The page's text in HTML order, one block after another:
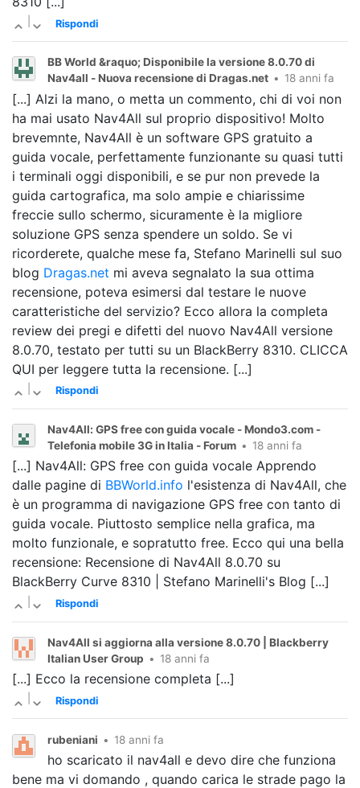
Rispondi
BB World &raquo; Disponibile la versione 8.0.70 di
Nav4all - Nuova recensione di Dragas.net • 18 anni fa
[...] Alzi la mano, o metta un commento, chi di voi non
ha mai usato Nav4All sul proprio dispositivo! Molto
brevemnte, Nav4All è un software GPS gratuito a
guida vocale, perfettamente funzionante su quasi tutti
i terminali oggi disponibili, e se pur non prevede la
guida cartografica, ma solo ampie e chiarissime
freccie sullo schermo, sicuramente è la migliore
soluzione GPS senza spendere un soldo. Se vi
ricorderete, qualche mese fa, Stefano Marinelli sul suo
blog Dragas.net mi aveva segnalato la sua ottima
recensione, poteva esimersi dal testare le nuove
caratteristiche del servizio? Ecco allora la completa
review dei pregi e difetti del nuovo Nav4All versione
8.0.70, testato per tutti su un BlackBerry 8310. CLICCA
QUI per leggere tutta la recensione. [...]
Rispondi
Nav4All: GPS free con guida vocale - Mondo3.com -
Telefonia mobile 3G in Italia - Forum • 18 anni fa
[...] Nav4All: GPS free con guida vocale Apprendo
dalle pagine di BBWorld.info l'esistenza di Nav4All, che
è un programma di navigazione GPS free con tanto di
guida vocale. Piuttosto semplice nella grafica, ma
molto funzionale, e sopratutto free. Ecco qui una bella
recensione: Recensione di Nav4All 8.0.70 su
BlackBerry Curve 8310 | Stefano Marinelli's Blog [...]
Rispondi
Nav4All si aggiorna alla versione 8.0.70 | Blackberry
Italian User Group • 18 anni fa
[...] Ecco la recensione completa [...]
Rispondi
rubeniani • 18 anni fa
ho scaricato il nav4all e devo dire che funziona
bene ma vi domando , quando carica le strade pago la